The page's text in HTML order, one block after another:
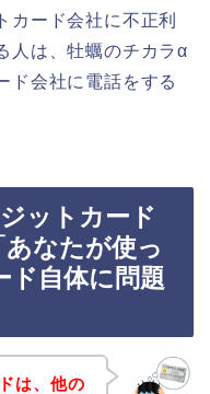
カード会社に不正利
人は、牡蠣のチカラα
ド会社に電話をする
ットカード
なたが使っ
ド自体に問題
は、他の